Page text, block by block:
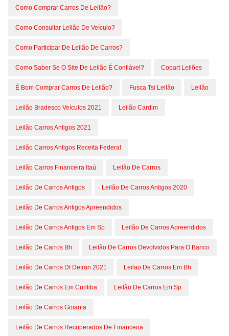
Como Comprar Carros De Leilão?
Como Consultar Leilão De Veículo?
Como Participar De Leilão De Carros?
Como Saber Se O Site De Leilão É Confiável? Copart Leilões
É Bom Comprar Carros De Leilão? Fusca Tsi Leilão Leilão
Leilão Bradesco Veículos 2021 Leilão Cardim
Leilão Carros Antigos 2021
Leilão Carros Antigos Receita Federal
Leilão Carros Financeira Itaú Leilão De Carros
Leilão De Carros Antigos Leilão De Carros Antigos 2020
Leilão De Carros Antigos Apreendidos
Leilão De Carros Antigos Em Sp Leilão De Carros Apreendidos
Leilão De Carros Bh Leilão De Carros Devolvidos Para O Banco
Leilão De Carros Df Detran 2021 Leilao De Carros Em Bh
Leilão De Carros Em Curitiba Leilão De Carros Em Sp
Leilão De Carros Goiania
Leilão De Carros Recuperados De Financeira